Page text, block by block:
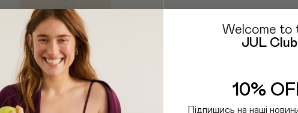
Welcome to
JUL Club
10%
Підпишись на наші